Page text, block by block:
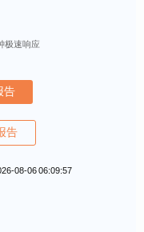
极速响应
告
告
08-06 06:09:57